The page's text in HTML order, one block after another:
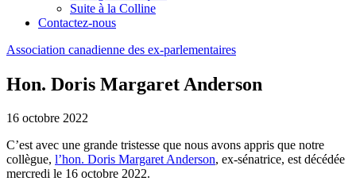
Suite à la Colline
Contactez-nous
Association canadienne des ex-parlementaires
Hon. Doris Margaret Anderson
16 octobre 2022
C’est avec une grande tristesse que nous avons appris que notre
collègue, l’hon. Doris Margaret Anderson, ex-sénatrice, est décédée
mercredi le 16 octobre 2022.